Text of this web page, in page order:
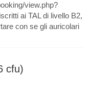
view.php?
ai TAL di livello B2,
con se gli auricolari
cfu)